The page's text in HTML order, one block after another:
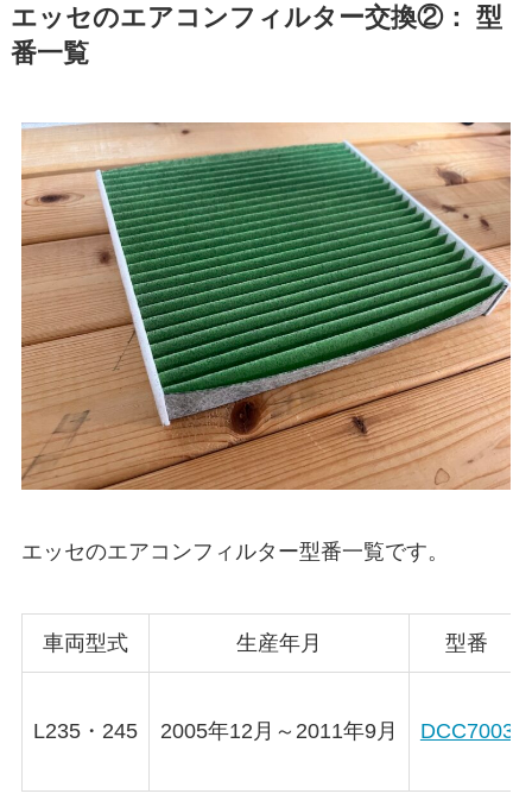
エッセのエアコンフィルター交換②： 型
番一覧
エッセのエアコンフィルター型番一覧です。
車両型式 生産年月 型番
L235・245 2005年12月～2011年9月 DCC7003